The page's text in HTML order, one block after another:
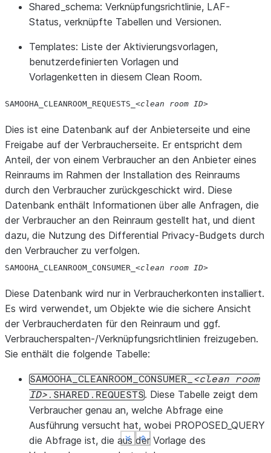
Shared_schema: Verknüpfungsrichtlinie, LAF-
Status, verknüpfte Tabellen und Versionen.
Templates: Liste der Aktivierungsvorlagen,
benutzerdefinierten Vorlagen und
Vorlagenketten in diesem Clean Room.
SAMOOHA_ CLEANROOM_ REQUESTS_ clean room ID
Dies ist eine Datenbank auf der Anbieterseite und eine
Freigabe auf der Verbraucherseite. Er entspricht dem
Anteil, der von einem Verbraucher an den Anbieter eines
Reinraums im Rahmen der Installation des Reinraums
durch den Verbraucher zurückgeschickt wird. Diese
Datenbank enthält Informationen über alle Anfragen, die
der Verbraucher an den Reinraum gestellt hat, und dient
dazu, die Nutzung des Differential Privacy-Budgets durch
den Verbraucher zu verfolgen.
SAMOOHA_ CLEANROOM_ CONSUMER_ clean room ID
Diese Datenbank wird nur in Verbraucherkonten installiert.
Es wird verwendet, um Objekte wie die sichere Ansicht
der Verbraucherdaten für den Reinraum und ggf.
Verbraucherspalten-/Verknüpfungsrichtlinien freizugeben.
Sie enthält die folgende Tabelle:
SAMOOHA_CLEANROOM_CONSUMER_ clean
room
ID
.SHARED.REQUESTS. Diese Tabelle zeigt dem
Verbraucher genau an, welche Abfrage eine
Ausführung versucht hat, wobei PROPOSED_QUERY
die Abfrage ist, die aus der Vorlage des
Show less
See more
Show less
See more
Show less
See more